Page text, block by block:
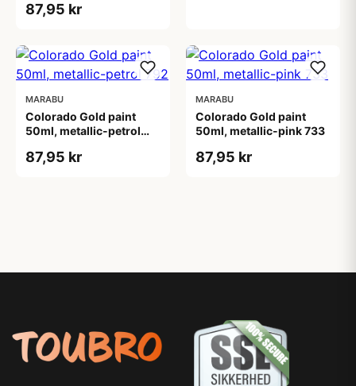
87,95 kr
MARABU
Colorado Gold paint
50ml, metallic-petrol
87,95 kr
MARABU
Colorado Gold paint
50ml, metallic-pink 733
87,95 kr